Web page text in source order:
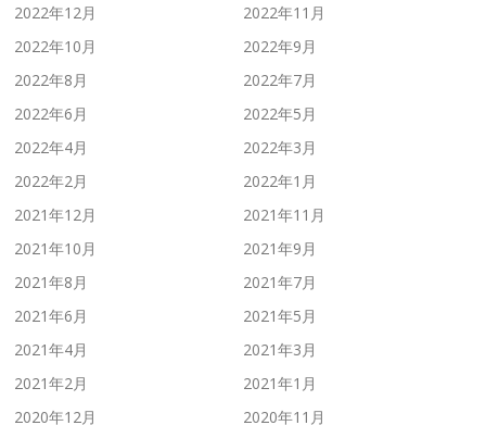
2022年12月
2022年11月
2022年10月
2022年9月
2022年8月
2022年7月
2022年6月
2022年5月
2022年4月
2022年3月
2022年2月
2022年1月
2021年12月
2021年11月
2021年10月
2021年9月
2021年8月
2021年7月
2021年6月
2021年5月
2021年4月
2021年3月
2021年2月
2021年1月
2020年12月
2020年11月